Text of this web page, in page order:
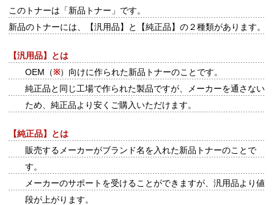
このトナーは 「新品トナー」 です。
新品のトナーには、【汎用品】と【純正品】の２種類があります。
【汎用品】とは
OEM（※）向けに作られた新品トナーのことです。
純正品と同じ工場で作られた製品ですが、メーカーを通さない
ため、純正品より安くご購入いただけます。
【純正品】とは
販売するメーカーがブランド名を入れた新品トナーのことで
す。
メーカーのサポートを受けることができますが、汎用品より値
段が上がります。